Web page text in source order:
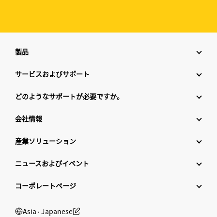
製品
サービスおよびサポート
どのようなサポートが必要ですか。
会社情報
産業ソリューション
ニュースおよびイベント
コーポレートページ
Asia ‧ Japanese